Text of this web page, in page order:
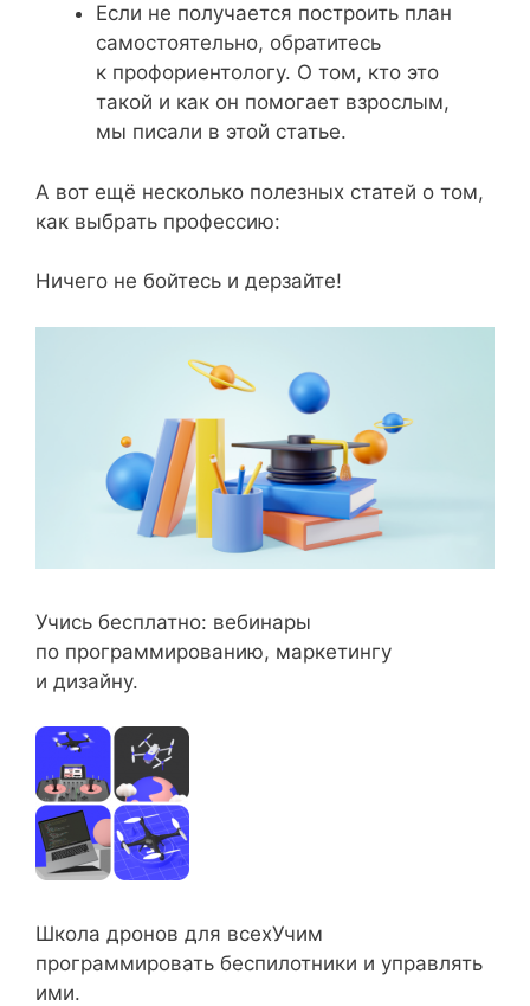
Если не получается построить план
самостоятельно, обратитесь
к профориентологу. О том, кто это
такой и как он помогает взрослым,
мы писали в этой статье.
А вот ещё несколько полезных статей о том,
как выбрать профессию:
Ничего не бойтесь и дерзайте!
Учись бесплатно: вебинары
по программированию, маркетингу
и дизайну.
Школа дронов для всехУчим
программировать беспилотники и управлять
ими.